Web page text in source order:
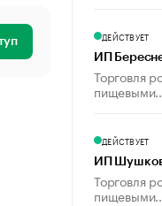
ДЕЙСТВУЕТ
ИП
Торговля
ДЕЙСТВУЕТ
ИП
Торговля